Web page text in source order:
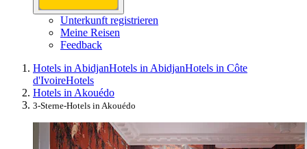
Unterkunft registrieren
Meine Reisen
Feedback
Hotels in AbidjanHotels in AbidjanHotels in Côte
d'IvoireHotels
Hotels in Akouédo
3-Sterne-Hotels in Akouédo